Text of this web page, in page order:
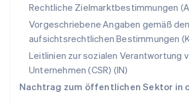
Rechtliche Zielmarktbestimmungen
Vorgeschriebene Angaben gemäß den
aufsichtsrechtlichen Bestimmungen
Leitlinien zur sozialen Verantwortung
Unternehmen (CSR) (IN)
Nachtrag zum öffentlichen Sektor in
Spanien
Thailand
ไทยEnglish
Tschechische Republik
English
English